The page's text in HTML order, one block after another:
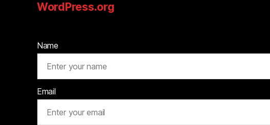
WordPress.org
Name
Email